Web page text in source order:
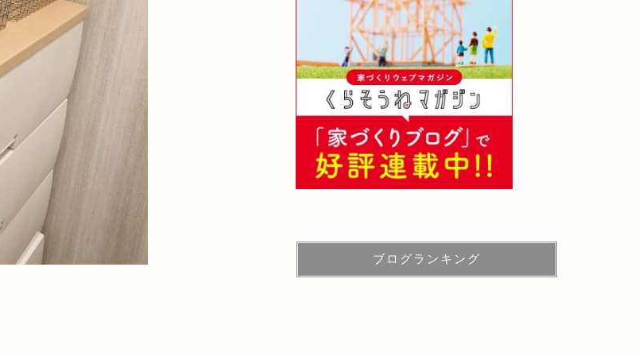
ブログランキング